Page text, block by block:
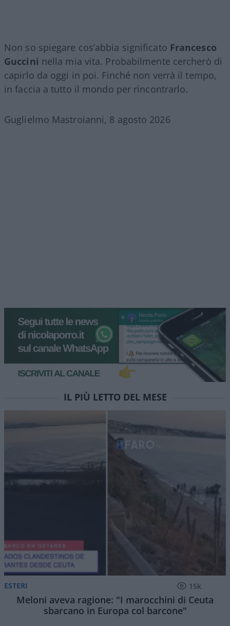
Non so spiegare cos’abbia significato Francesco
Guccini nella mia vita. Probabilmente cercherò di
capirlo da oggi in poi. Finché non verrà il tempo,
in faccia a tutto il mondo per rincontrarlo.
Guglielmo Mastroianni, 8 agosto 2026
IL PIÙ LETTO DEL MESE
ESTERI 15k
Meloni aveva ragione: "I marocchini di Ceuta
sbarcano in Europa col barcone"